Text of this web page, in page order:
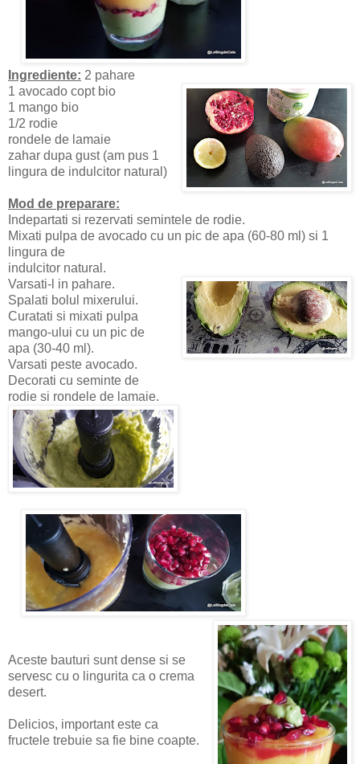
Ingrediente: 2 pahare
1 avocado copt bio
1 mango bio
1/2 rodie
rondele de lamaie
zahar dupa gust (am pus 1
lingura de indulcitor natural)
Mod de preparare:
Indepartati si rezervati semintele de rodie.
Mixati pulpa de avocado cu un pic de apa (60-80 ml) si 1
lingura de
indulcitor natural.
Varsati-l in pahare.
Spalati bolul mixerului.
Curatati si mixati pulpa
mango-ului cu un pic de
apa (30-40 ml).
Varsati peste avocado.
Decorati cu seminte de
rodie si rondele de lamaie.
Aceste bauturi sunt dense si se
servesc cu o lingurita ca o crema
desert.
Delicios, important este ca
fructele trebuie sa fie bine coapte.